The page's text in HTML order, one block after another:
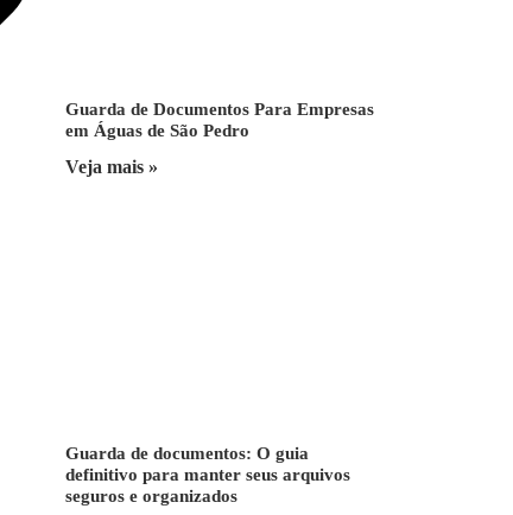
Guarda de Documentos Para Empresas
em Águas de São Pedro
Veja mais »
Guarda de documentos: O guia
definitivo para manter seus arquivos
seguros e organizados